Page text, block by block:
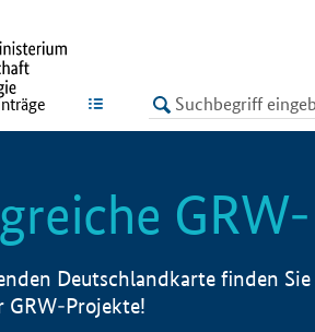
LISTE
Deutschlandkarte finden
GRW-Projekte!